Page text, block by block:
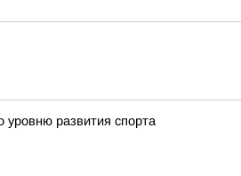
уровню развития спорта